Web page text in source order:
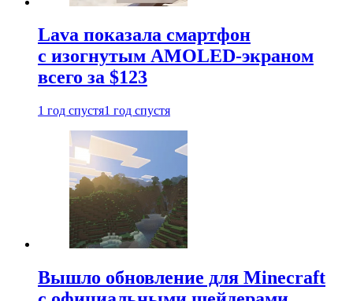
Lava показала смартфон
с изогнутым AMOLED-экраном
всего за $123
1 год спустя1 год спустя
Вышло обновление для Minecraft